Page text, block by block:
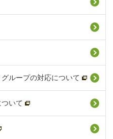
ループの対応について
いて